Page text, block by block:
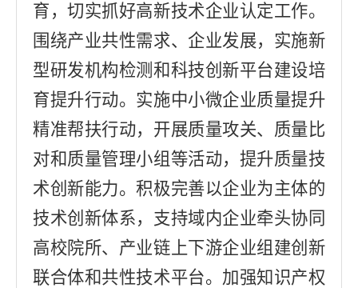
育，切实抓好高新技术企业认定工作。
围绕产业共性需求、企业发展，实施新
型研发机构检测和科技创新平台建设培
育提升行动。 实施中小微企业质量提升
精准帮扶行动，开展质量攻关、质量比
对和质量管理小组等活动，提升质量技
术创新能力。积极完善以企业为主体的
技术创新体系，支持域内企业牵头协同
高校院所、产业链上下游企业组建创新
联合体和共性技术平台。 加强知识产权